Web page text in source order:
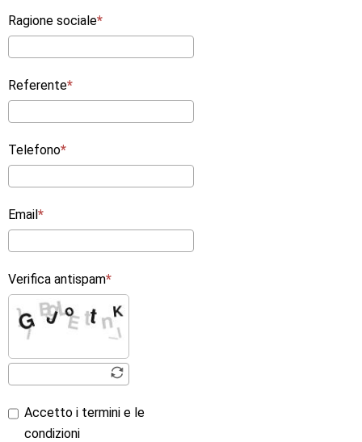
Ragione sociale
Referente
Telefono
Email
Verifica antispam
Accetto i termini e le
condizioni